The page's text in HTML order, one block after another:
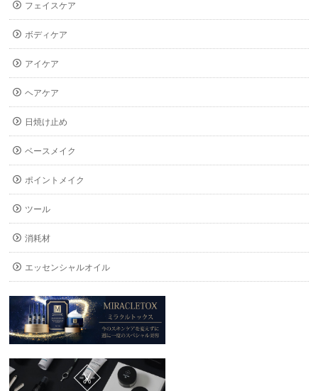
フェイスケア
ボディケア
アイケア
ヘアケア
日焼け止め
ベースメイク
ポイントメイク
ツール
消耗材
エッセンシャルオイル